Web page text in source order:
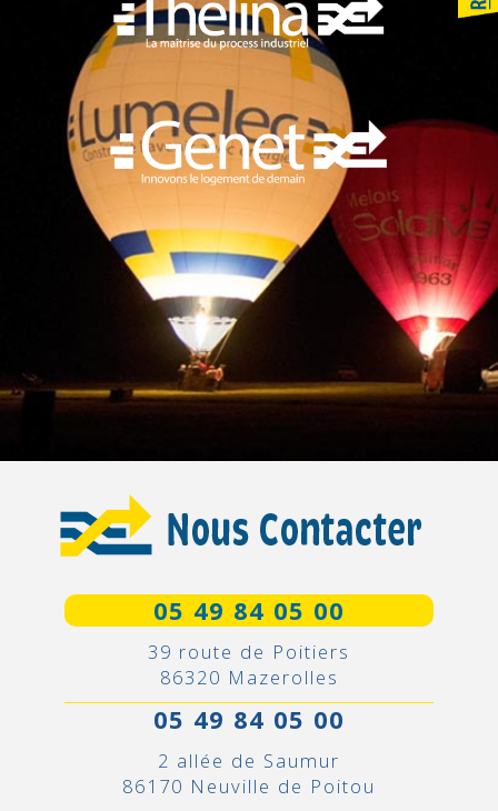
05 49 84 05 00
39 route de Poitiers
86320 Mazerolles
05 49 84 05 00
2 allée de Saumur
86170 Neuville de Poitou